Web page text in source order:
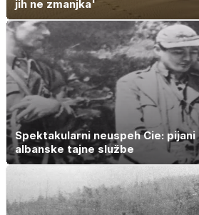
jih ne zmanjka'
Spektakularni neuspeh Cie:
albanske tajne službe